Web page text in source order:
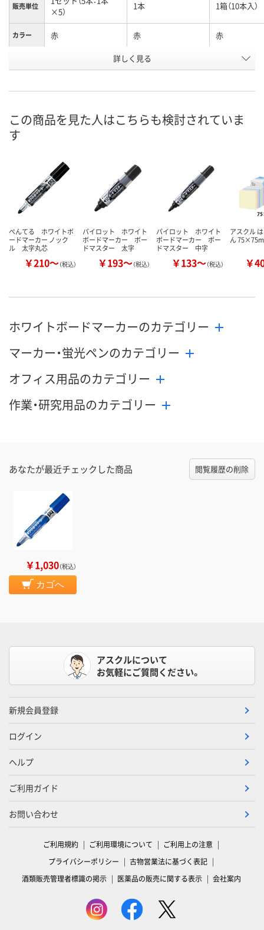
販売単位
×5）
1本 1箱（10本入）
カラー 赤 赤 赤
069882
8月12日（水）
詳しく見る
この商品を見た人はこちらも検討されていま
す
ぺんてる ホワイトボ
ードマーカー ノック
ル 太字丸芯
￥210～（税込）
パイロット ホワイト
ボードマーカー ボー
ドマスター 太字
￥193～（税込）
パイロット ホワイト
ボードマーカー ボー
ドマスター 中字
￥133～（税込）
アスクル
ん
￥
ホワイトボードマーカーのカテゴリー
マーカー・蛍光ペンのカテゴリー
オフィス用品のカテゴリー
作業・研究用品のカテゴリー
あなたが最近チェックした商品 閲覧履歴の削除
￥1,030（税込）
カゴへ
アスクルについて
お気軽にご質問ください。
新規会員登録
ログイン
ヘルプ
ご利用ガイド
お問い合わせ
ご利用規約 ご利用環境について
ご利用上の注意
プライバシーポリシー
古物営業法に基づく表記
酒類販売管理者標識の掲示
医薬品の販売に関する表示 会社案内